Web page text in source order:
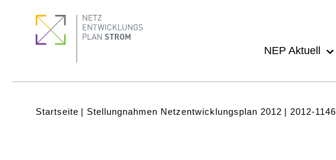
NEP Aktuell
(Main)Pfadnavigation
Startseite Stellungnahmen Netzentwicklungsplan 2012
2012-1146
Menu
quick
links